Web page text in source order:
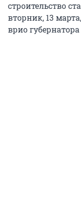
строительство
вторник, 13
врио